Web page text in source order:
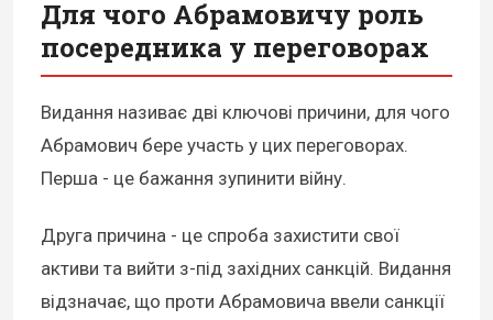
Для чого Абрамовичу роль
посередника у переговорах
Видання називає дві ключові причини, для чого
Абрамович бере участь у цих переговорах.
Перша - це бажання зупинити війну.
Друга причина - це спроба захистити свої
активи та вийти з-під західних санкцій. Видання
відзначає, що проти Абрамовича ввели санкції